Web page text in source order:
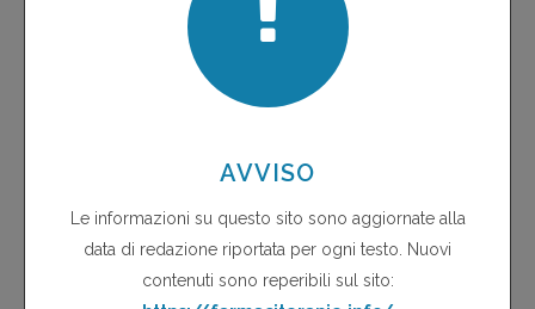
Elevate percentuali di fallimenti terapeutici associati
all'uso di una terapia tripla contenente tenofovir,
lamivudina e didanosina
Fans per uso topico....non solo reazioni cutanee!
Farmaci antiretrovirali